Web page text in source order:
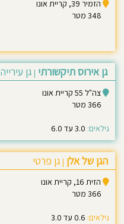
הזמיר 39, קריית אונו
348 מטר
גן אירוס תיקשורתי | גן עירייה
צה"ל 55 קריית אונו
366 מטר
גילאים: 3.0 עד 6.0
הגן של אלן | גן פרטי
הזית 16, קריית אונו
366 מטר
גילאים: 0.6 עד 3.0